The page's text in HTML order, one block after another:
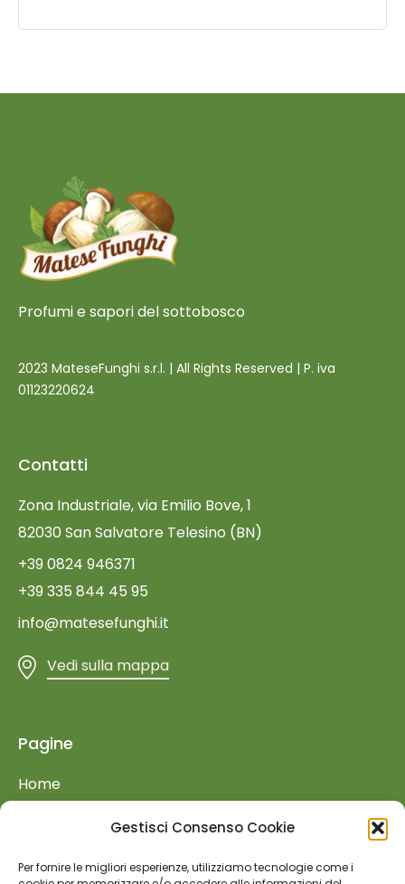
Gestisci Consenso Cookie
Per fornire le migliori esperienze, utilizziamo tecnologie come i
Profumi e sapori del sottobosco
2023 MateseFunghi s.r.l. | All Rights Reserved | P. iva
01123220624
Contatti
Zona Industriale, via Emilio Bove, 1
82030 San Salvatore Telesino (BN)
+39 0824 946371
+39 335 844 45 95
info@matesefunghi.it
Vedi sulla mappa
Pagine
Home